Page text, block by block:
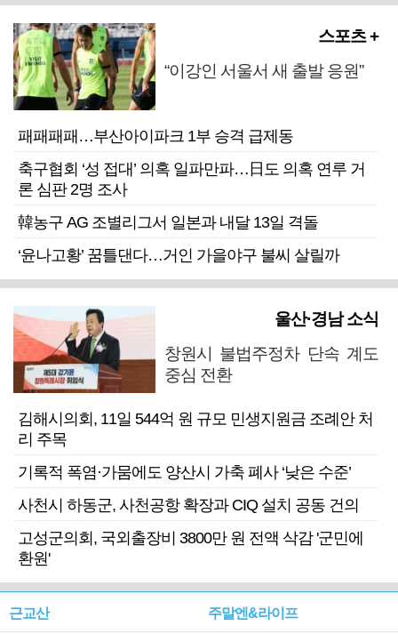
스포츠 +
“이강인 서울서 새 출발 응원”
패패패패…부산아이파크 1부 승격 급제동
축구협회 ‘성 접대’ 의혹 일파만파…日도 의혹 연루 거
론 심판 2명 조사
韓농구 AG 조별리그서 일본과 내달 13일 격돌
‘윤나고황’ 꿈틀댄다…거인 가을야구 불씨 살릴까
울산·경남 소식
창원시 불법주정차 단속 계도
중심 전환
김해시의회, 11일 544억 원 규모 민생지원금 조례안 처
리 주목
기록적 폭염·가뭄에도 양산시 가축 폐사 ‘낮은 수준’
사천시 하동군, 사천공항 확장과 CIQ 설치 공동 건의
고성군의회, 국외출장비 3800만 원 전액 삭감 '군민에
환원'
근교산 주말엔&라이프